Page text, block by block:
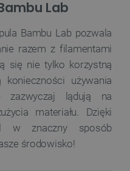
Lab
Bambu Lab pozwala
razem z filamentami
się nie tylko korzystną
używania
zazwyczaj lądują na
materiału. Dzięki
w znaczny sposób
środowisko!